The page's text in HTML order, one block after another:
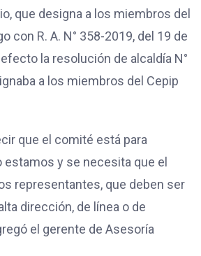
que designa a los miembros del
con R. A. N° 358-2019, del 19 de
la resolución de alcaldía N°
a los miembros del Cepip
que el comité está para
estamos y se necesita que el
representantes, que deben ser
dirección, de línea o de
el gerente de Asesoría